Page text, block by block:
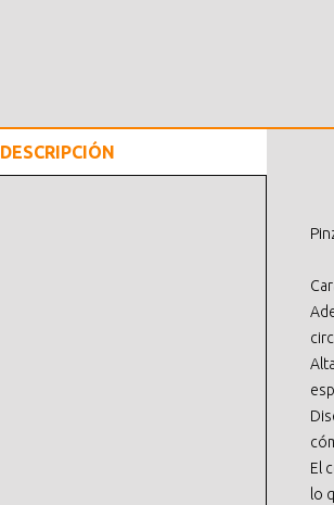
DESCRIPCIÓN
El
lo